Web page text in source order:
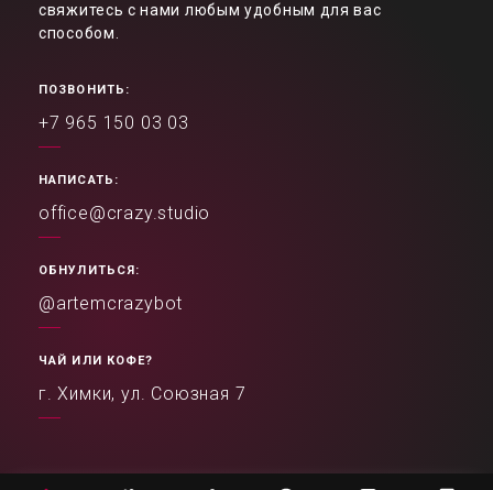
свяжитесь с нами любым удобным для вас
способом.
ПОЗВОНИТЬ:
+7 965 150 03 03
НАПИСАТЬ:
office@crazy.studio
ОБНУЛИТЬСЯ:
@artemcrazybot
ЧАЙ ИЛИ КОФЕ?
г. Химки, ул. Союзная 7